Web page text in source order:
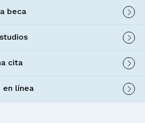
beca
cita
en línea